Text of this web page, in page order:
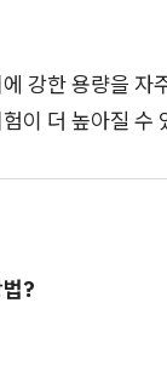
강한 용량을 자
이 더 높아질 수
?